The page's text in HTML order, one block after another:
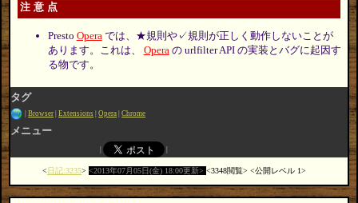
注意点
Presto Opera では、★規則や✓規則が正しく動作しないことが
あります。これは、 Opera の urlfilter API の実装とバグに起因す
る物です。
タグ
Browser Extensions Opera Chrome
メニュー
日記:3235 2013年07月05日(金) 18:00更新 3348閲覧 公開レベル 1